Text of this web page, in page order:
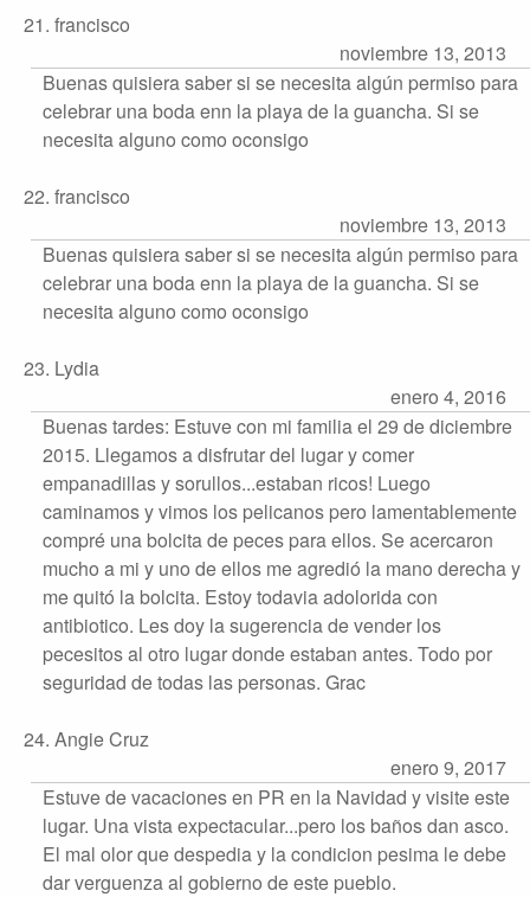
21. francisco
noviembre 13, 2013
Buenas quisiera saber si se necesita algún permiso para
celebrar una boda enn la playa de la guancha. Si se
necesita alguno como oconsigo
22. francisco
noviembre 13, 2013
Buenas quisiera saber si se necesita algún permiso para
celebrar una boda enn la playa de la guancha. Si se
necesita alguno como oconsigo
23. Lydia
enero 4, 2016
Buenas tardes: Estuve con mi familia el 29 de diciembre
2015. Llegamos a disfrutar del lugar y comer
empanadillas y sorullos...estaban ricos! Luego
caminamos y vimos los pelicanos pero lamentablemente
compré una bolcita de peces para ellos. Se acercaron
mucho a mi y uno de ellos me agredió la mano derecha y
me quitó la bolcita. Estoy todavia adolorida con
antibiotico. Les doy la sugerencia de vender los
pecesitos al otro lugar donde estaban antes. Todo por
seguridad de todas las personas. Grac
24. Angie Cruz
enero 9, 2017
Estuve de vacaciones en PR en la Navidad y visite este
lugar. Una vista expectacular...pero los baños dan asco.
El mal olor que despedia y la condicion pesima le debe
dar verguenza al gobierno de este pueblo.